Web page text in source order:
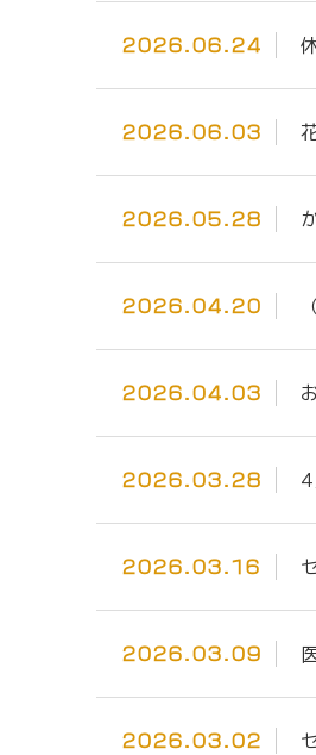
2026.06.24
2026.06.03
2026.05.28
2026.04.20
2026.04.03
2026.03.28
2026.03.16
2026.03.09
2026.03.02